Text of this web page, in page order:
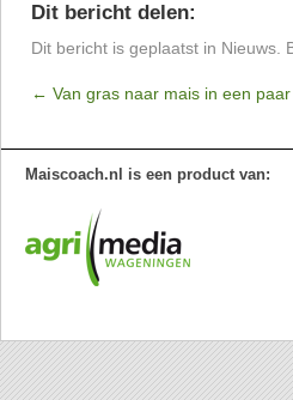
Dit bericht delen:
Dit bericht is geplaatst in Nieuws .
← Van gras naar mais in een
Maiscoach.nl is een product van: